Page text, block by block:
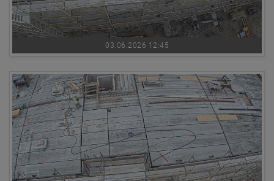
03.06.2026 12:45